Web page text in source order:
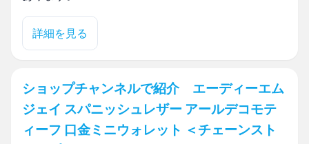
詳細を見る
ショップチャンネルで紹介 エーディーエム
ジェイ スパニッシュレザー アールデコモテ
ィーフ 口金ミニウォレット ＜チェーンスト